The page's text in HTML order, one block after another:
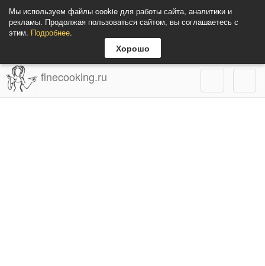
Мы используем файлы cookie для работы сайта, аналитики и
рекламы. Продолжая пользоваться сайтом, вы соглашаетесь с
этим. Подробнее.
Хорошо
finecooking.ru